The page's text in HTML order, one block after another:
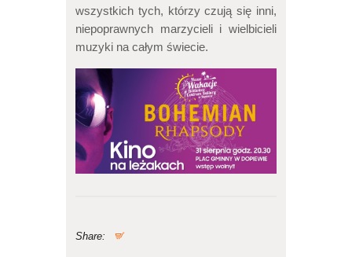
wszystkich tych, którzy czują się inni,
niepoprawnych marzycieli i wielbicieli
muzyki na całym świecie.
Share: